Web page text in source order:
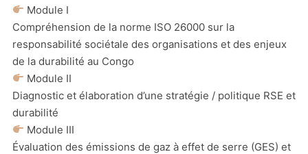
Module I
Compréhension de la norme ISO 26000 sur la
responsabilité sociétale des organisations et des enjeux
de la durabilité au Congo
Module II
Diagnostic et élaboration d’une stratégie / politique RSE et
durabilité
Module III
Évaluation des émissions de gaz à effet de serre (GES) et